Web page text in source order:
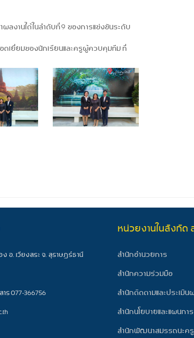
ลงานได้ในลำดับที่ 9 ของการแข่งขันระดับ
ดเยี่ยมของนักเรียนและครูผู้ควบคุมทีม ที่
อ. เวียงสระ จ. สุราษฎร์ธานี
ร 077-366756
หน่วยงานในสังกัด
สำนักอำนวยการ
สำนักความร่วมมือ
สำนักติดตามและประเมิน
สำนักนโยบายและแผนกา
สำนักพัฒนาสมรรถนะค